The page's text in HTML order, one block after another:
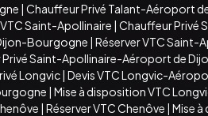
| Chauffeur Privé Talant-Aéroport
Saint-Apollinaire | Chauffeur Privé
Bourgogne | Réserver VTC
Privé Saint-Apollinaire-Aéroport de
Longvic| Devis VTC Longvic-
| Mise à disposition VTC
| Réserver VTC Chenôve | Mise